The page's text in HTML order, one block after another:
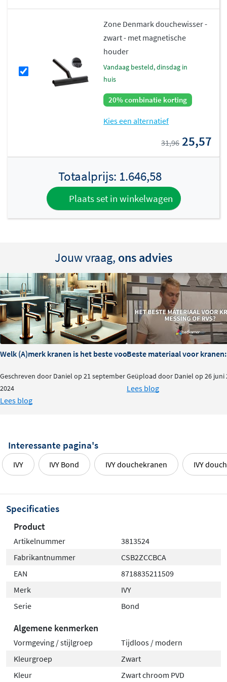
Zone Denmark douchewisser -
zwart - met magnetische
houder
vandaag besteld, dinsdag in
huis
20% combinatie korting
Kies een alternatief
31,96 25,57
Totaalprijs: 1.646,58
Plaats set in winkelwagen
Jouw vraag, ons advies
Welk (A)merk kranen is het beste voor je badkamer?
Geschreven door Daniel op 21 september
2024
Lees blog
Beste materiaal voor kranen:
Geüpload door Daniel op 26 juni
Lees blog
Interessante pagina's
IVY IVY Bond IVY douchekranen IVY
Specificaties
Product
Artikelnummer
3813524
Fabrikantnummer
CSB2ZCCBCA
EAN
8718835211509
Merk
IVY
Serie
Bond
Algemene kenmerken
Vormgeving / stijlgroep
Tijdloos / modern
Kleurgroep
Zwart
Kleur
Zwart chroom PVD